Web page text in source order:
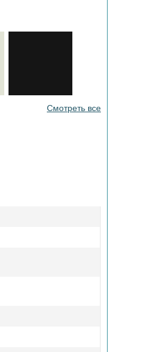
Смотреть все